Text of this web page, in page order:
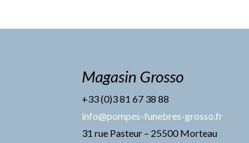
Magasin Grosso
+33 (0)3 81 67 38 88
info@pompes-funebres-grosso.fr
31 rue Pasteur – 25500 Morteau